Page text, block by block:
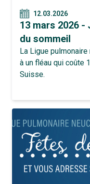
12.03.2026
13 mars 2026
du sommeil
La Ligue
à un fléau qui coûte
Suisse.